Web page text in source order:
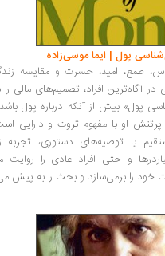
| ایما موسی‌زاده
امید، حسرت و مقایسه زندگی
افراد، تصمیم‌های مالی را شکل
بیش از آنکه درباره پول باشد،
با مفهوم ثروت و دارایی است...
دستوری، تجربه زندگی
و حتی افراد عادی را روایت
برمی‌سازد و بحث را به پیش می‌راند...